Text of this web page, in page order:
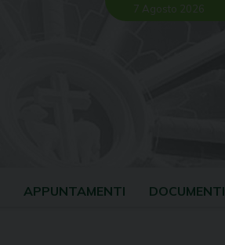
7 Agosto 2026
APPUNTAMENTI DOCUMENTI